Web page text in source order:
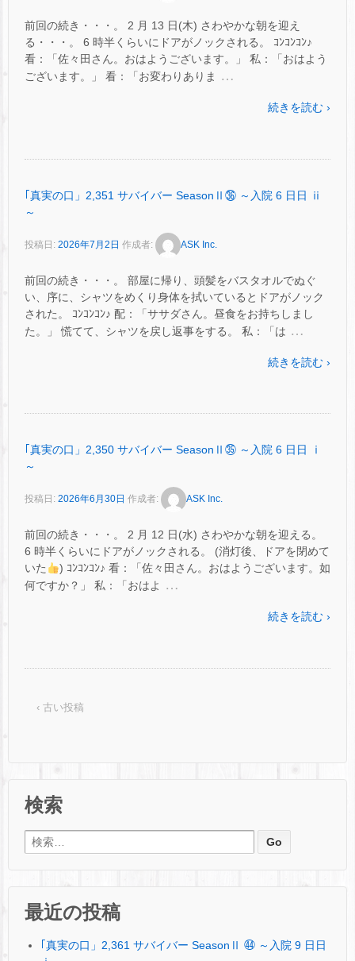
前回の続き・・・。 2 月 13 日(木) さわやかな朝を迎え
る・・・。 6 時半くらいにドアがノックされる。 ｺﾝｺﾝｺﾝ♪
看：「佐々田さん。おはようございます。」 私：「おはよう
ございます。」 看：「お変わりありま
…
続きを読む ›
｢真実の口」2,351 サバイバー SeasonⅡ㊱ ～入院 6 日日 ⅱ
～
投稿日: 2026年7月2日 作成者: ASK Inc.
前回の続き・・・。 部屋に帰り、頭髪をバスタオルでぬぐ
い、序に、シャツをめくり身体を拭いているとドアがノック
された。 ｺﾝｺﾝｺﾝ♪ 配：「ササダさん。昼食をお持ちしまし
た。」 慌てて、シャツを戻し返事をする。 私：「は …
続きを読む ›
｢真実の口」2,350 サバイバー SeasonⅡ㉟ ～入院 6 日日 ⅰ
～
投稿日: 2026年6月30日 作成者: ASK Inc.
前回の続き・・・。 2 月 12 日(水) さわやかな朝を迎える。
6 時半くらいにドアがノックされる。 (消灯後、ドアを閉めて
いた
) ｺﾝｺﾝｺﾝ♪ 看：「佐々田さん。おはようございます。如
何ですか？」 私：「おはよ
…
続きを読む ›
‹ 古い投稿
検索
検索:
最近の投稿
｢真実の口」2,361 サバイバー SeasonⅡ ㊹ ～入院 9 日日